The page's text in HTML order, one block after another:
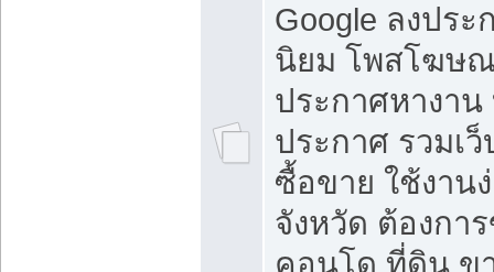
Google ลงปร
นิยม โพสโฆษ
ประกาศหางาน
ประกาศ รวมเ
ซื้อขาย ใช้งาน
จังหวัด ต้องกา
คอนโด ที่ดิน ข